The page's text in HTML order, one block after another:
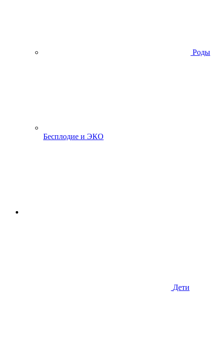
Роды
Бесплодие и ЭКО
Дети